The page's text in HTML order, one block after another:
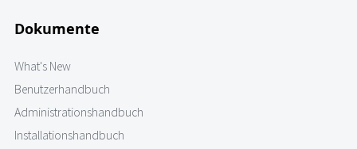
Dokumente
What's New
Benutzerhandbuch
Administrationshandbuch
Installationshandbuch